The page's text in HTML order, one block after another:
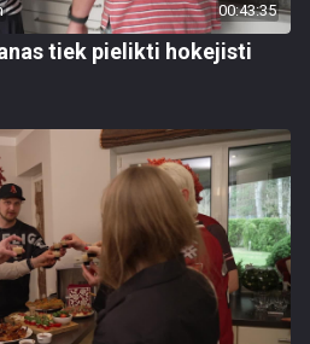
00:43:35
tiek pielikti hokejisti